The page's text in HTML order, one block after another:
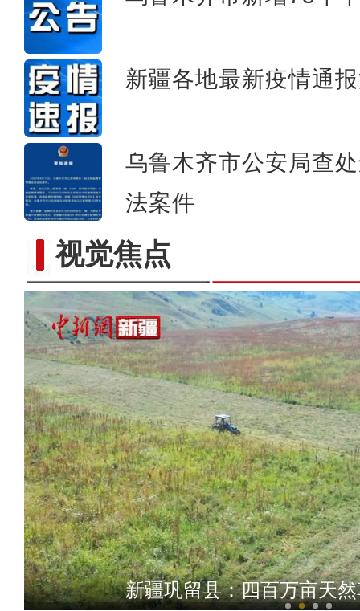
新疆各地最新疫情通
乌鲁木齐市公安局查
法案件
视觉焦点
新疆巩留县：四百万亩天